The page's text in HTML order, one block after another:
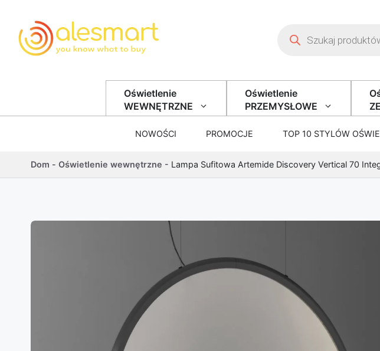
Oświetlenie
WEWNĘTRZNE
Oświetlenie
PRZEMYSŁOWE
NOWOŚCI PROMOCJE TOP 10 STYLÓW
Dom - Oświetlenie wewnętrzne - Lampa Sufitowa Artemide Discovery Vertical 70